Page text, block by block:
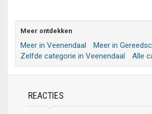
Meer ontdekken
Meer in Veenendaal
Meer in
Zelfde categorie in Veenendaal
Alle
REACTIES